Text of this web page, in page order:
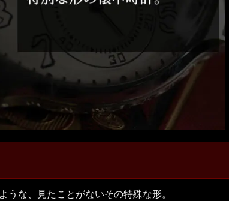
な、見たことがないその特殊な形。